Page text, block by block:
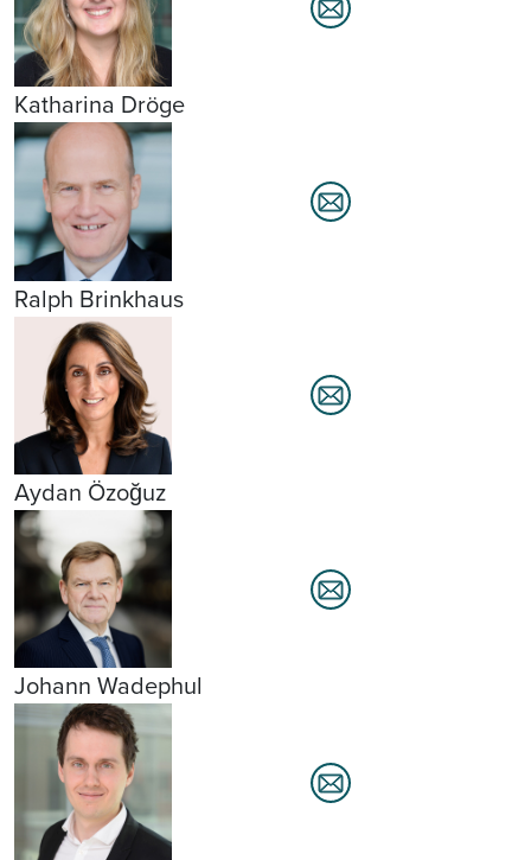
Katharina Dröge
Ralph Brinkhaus
Aydan Özoğuz
Johann Wadephul